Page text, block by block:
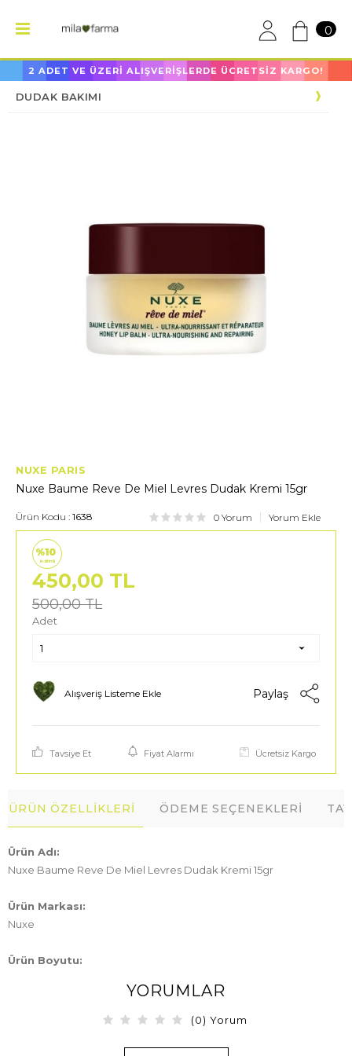
0
2 ADET VE ÜZERİ ALIŞVERİŞLERDE ÜCRETSİZ KARGO!
DUDAK BAKIMI
NUXE PARIS
Nuxe Baume Reve De Miel Levres Dudak Kremi 15gr
Ürün Kodu : 1638 0 Yorum Yorum Ekle
%10
indirimli
450,00 TL
500,00TL
Adet
Alışveriş Listeme Ekle Paylaş
Tavsiye Et Fiyat Alarmı Ücretsiz Kargo
ÜRÜN ÖZELLIKLERI ÖDEME SEÇENEKLERI
Ürün Adı:
Nuxe Baume Reve De Miel Levres Dudak Kremi 15gr
Ürün Markası:
Nuxe
Ürün Boyutu:
YORUMLAR
(0) Yorum